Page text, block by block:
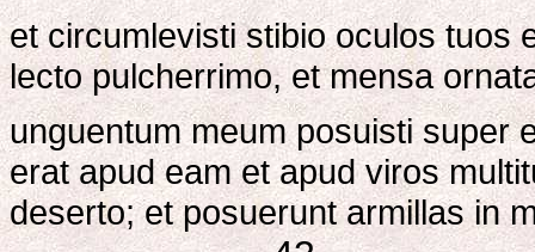
et circumlevisti stibio oculos tuos
lecto pulcherrimo, et mensa
unguentum meum posuisti super
erat apud eam et apud viros
deserto; et posuerunt armillas in